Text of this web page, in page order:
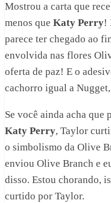
Mostrou a carta que
menos que Katy Perry!
parece ter chegado ao
envolvida nas flores
oferta de paz! E o
cachorro igual a
Se você ainda acha que
Katy Perry, Taylor
o simbolismo da Olive
enviou Olive Branch e
disso. Estou chorando,
curtido por Taylor.